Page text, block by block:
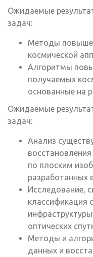
Ожидаемые
задач:
Методы
космической
Алгоритмы
получаемых
основанные на
Ожидаемые
задач:
Анализ
по плоским
разработанных
Исследование,
классификация
оптических
Методы и
данных и